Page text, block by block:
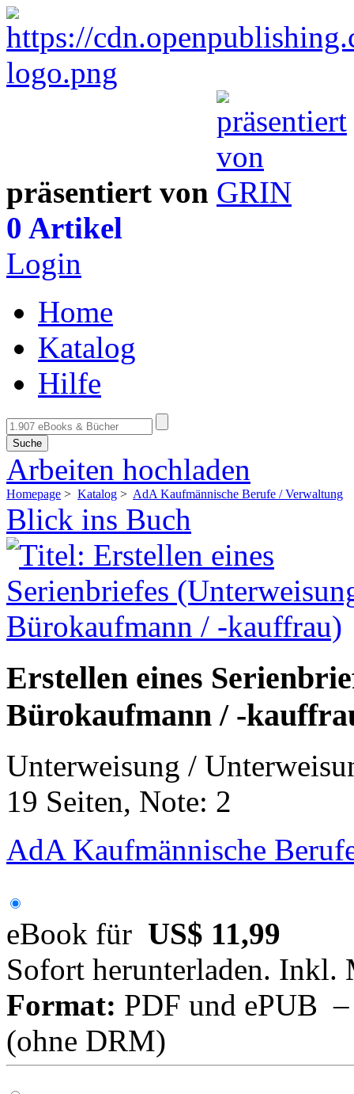
präsentiert von
0 Artikel
Login
Home
Katalog
Hilfe
Suche
Arbeiten hochladen
Homepage > Katalog > AdA Kaufmännische Berufe / Verwaltung
Blick ins Buch
Erstellen eines
Bürokaufmann / -
Unterweisung /
19 Seiten, Note: 2
AdA Kaufmännische
eBook für US$ 11,99
Sofort herunterladen. Inkl.
Format: PDF und ePUB
(ohne DRM)